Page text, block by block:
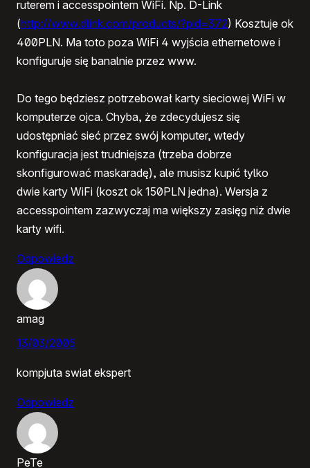
ruterem i accesspointem WiFi. Np. D-Link
(http://www.dlink.com/products/?pid=372) Kosztuje ok
400PLN. Ma toto poza WiFi 4 wyjścia ethernetowe i
konfiguruje się banalnie przez www.
Do tego będziesz potrzebował karty sieciowej WiFi w
komputerze ojca. Chyba, że zdecydujesz się
udostępniać sieć przez swój komputer, wtedy
konfiguracja jest trudniejsza (trzeba dobrze
skonfigurować maskaradę), ale musisz kupić tylko
dwie karty WiFi (koszt ok 150PLN jedna). Wersja z
accesspointem zazwyczaj ma większy zasięg niż dwie
karty wifi.
Odpowiedz
amag
13/03/2005
kompjuta swiat ekspert
Odpowiedz
PeTe